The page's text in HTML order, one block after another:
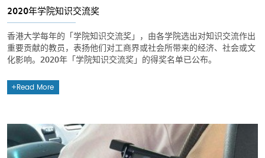
2020年学院知识交流奖
香港大学每年的「学院知识交流奖」，由各学院选出对知识交流作出
重要贡献的教员，表扬他们对工商界或社会所带来的经济、社会或文
化影响。2020年「学院知识交流奖」的得奖名单已公布。
Read More